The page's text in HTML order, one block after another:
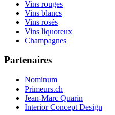
Vins rouges
Vins blancs
Vins rosés
Vins liquoreux
Champagnes
Partenaires
Nominum
Primeurs.ch
Jean-Marc Quarin
Interior Concept Design